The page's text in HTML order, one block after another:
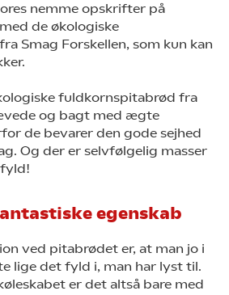
nemme opskrifter på
de økologiske
Smag Forskellen, som kun kan
fuldkornspitabrød fra
og bagt med ægte
de bevarer den gode sejhed
Og der er selvfølgelig masser
egenskab
ved pitabrødet er, at man jo i
lige det fyld i, man har lyst til.
er det altså bare med